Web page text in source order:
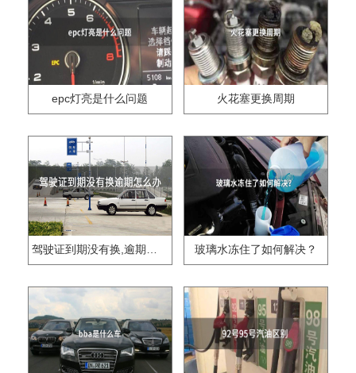
epc灯亮是什么问题 火花塞更换周期
驾驶证到期没有换,逾期怎么办?? 玻璃水冻住了如何解决？